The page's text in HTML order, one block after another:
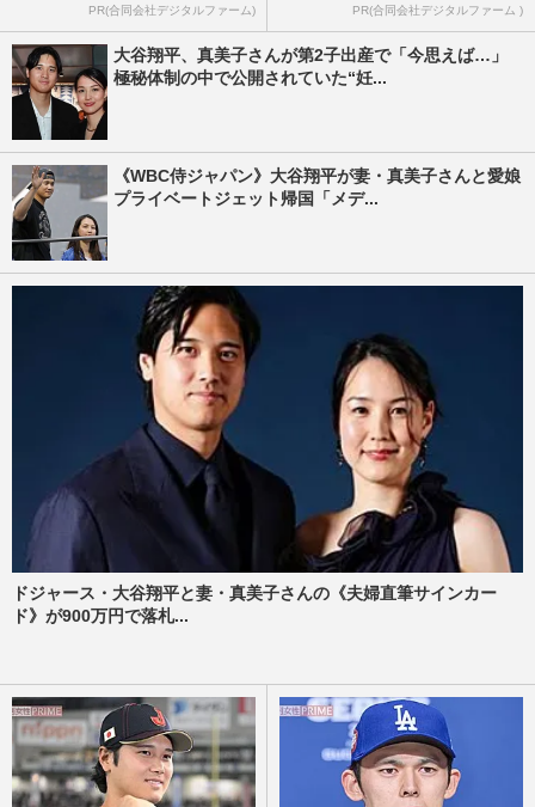
PR(合同会社デジタルファーム) PR(合同会社デジタルファーム )
大谷翔平、真美子さんが第2子出産で「今思えば…」
極秘体制の中で公開されていた“妊...
《WBC侍ジャパン》大谷翔平が妻・真美子さんと愛娘
プライベートジェット帰国「メデ...
ドジャース・大谷翔平と妻・真美子さんの《夫婦直筆サインカー
ド》が900万円で落札...